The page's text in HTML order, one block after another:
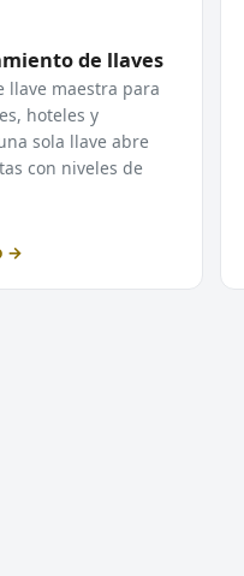
de llaves
llave maestra para
hoteles y
sola llave abre
con niveles de
→